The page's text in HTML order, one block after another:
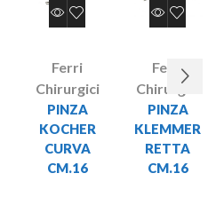
Ferri
Chirurgici
PINZA
KOCHER
CURVA
CM.16
Ferri
Chirurgici
PINZA
KLEMMER
RETTA
CM.16